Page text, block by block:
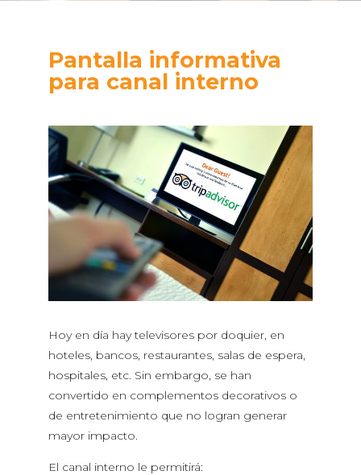
Pantalla informativa
para canal interno
Hoy en día hay televisores por doquier, en
hoteles, bancos, restaurantes, salas de espera,
hospitales, etc. Sin embargo, se han
convertido en complementos decorativos o
de entretenimiento que no logran generar
mayor impacto.
El canal interno le permitirá: